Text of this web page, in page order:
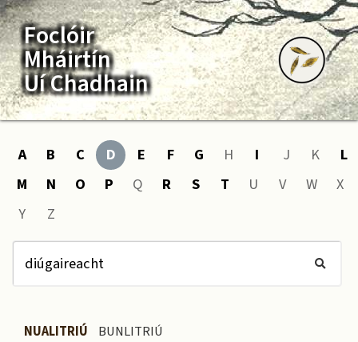
Foclóir
Mháirtín
Uí Chadhain
A B C D E F G H I J K
L
M
N O P Q R S T U V W
X
Y
Z
NUALITRIÚ BUNLITRIÚ